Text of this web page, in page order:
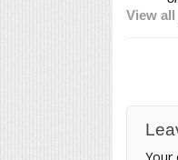
View
Your